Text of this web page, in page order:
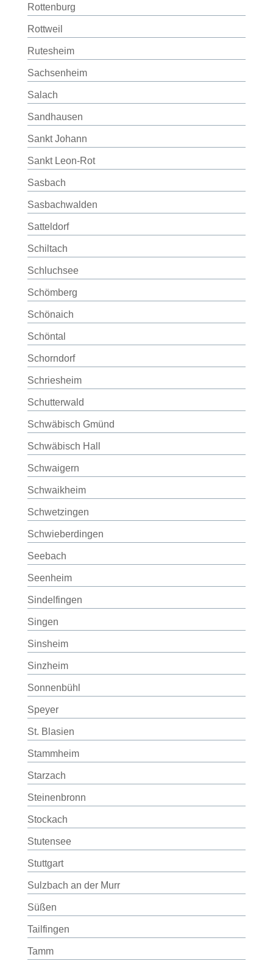
Rottenburg
Rottweil
Rutesheim
Sachsenheim
Salach
Sandhausen
Sankt Johann
Sankt Leon-Rot
Sasbach
Sasbachwalden
Satteldorf
Schiltach
Schluchsee
Schömberg
Schönaich
Schöntal
Schorndorf
Schriesheim
Schutterwald
Schwäbisch Gmünd
Schwäbisch Hall
Schwaigern
Schwaikheim
Schwetzingen
Schwieberdingen
Seebach
Seenheim
Sindelfingen
Singen
Sinsheim
Sinzheim
Sonnenbühl
Speyer
St. Blasien
Stammheim
Starzach
Steinenbronn
Stockach
Stutensee
Stuttgart
Sulzbach an der Murr
Süßen
Tailfingen
Tamm